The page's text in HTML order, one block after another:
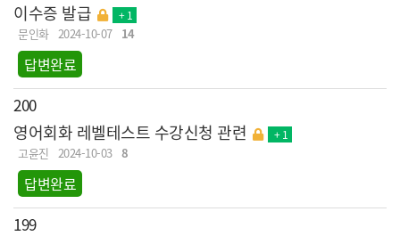
이수증 발급 + 1
문인화 2024-10-07 14
답변완료
200
영어회화 레벨테스트 수강신청 관련 + 1
고윤진 2024-10-03 8
답변완료
199